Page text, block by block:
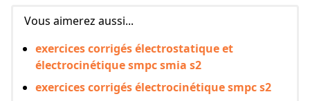
Vous aimerez aussi...
exercices corrigés électrostatique et
électrocinétique smpc smia s2
exercices corrigés électrocinétique smpc s2